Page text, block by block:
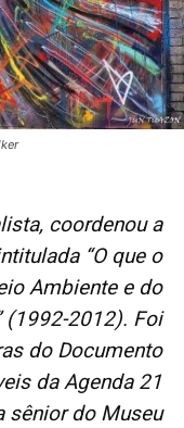
coordenou a
“O que o
Ambiente e do
(1992-2012). Foi
do Documento
da Agenda 21
sênior do Museu